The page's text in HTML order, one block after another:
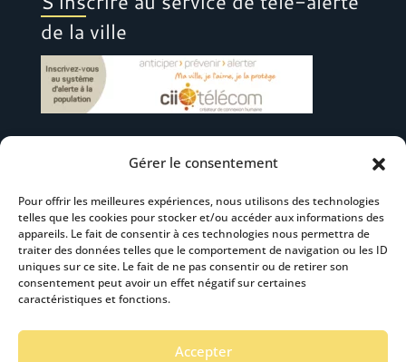
Gérer le consentement
Pour offrir les meilleures expériences, nous utilisons des technologies
telles que les cookies pour stocker et/ou accéder aux informations des
appareils. Le fait de consentir à ces technologies nous permettra de
traiter des données telles que le comportement de navigation ou les ID
uniques sur ce site. Le fait de ne pas consentir ou de retirer son
consentement peut avoir un effet négatif sur certaines
caractéristiques et fonctions.
Accepter
de la ville
Suivez-nous
S’abonner à la newsletter